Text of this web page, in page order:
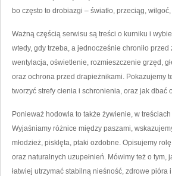
bo często to drobiazgi – światło, przeciąg,
Ważną częścią serwisu są treści o kurniku i
wtedy, gdy trzeba, a jednocześnie chroniło
wentylacja, oświetlenie, rozmieszczenie grzęd,
oraz ochrona przed drapieżnikami. Pokazujemy
tworzyć strefy cienia i schronienia, oraz jak dbać
Ponieważ hodowla to także żywienie, w
Wyjaśniamy różnice między paszami,
młodzież, pisklęta, ptaki ozdobne. Opisujemy
oraz naturalnych uzupełnień. Mówimy też o
łatwiej utrzymać stabilną nieśność, zdrowe